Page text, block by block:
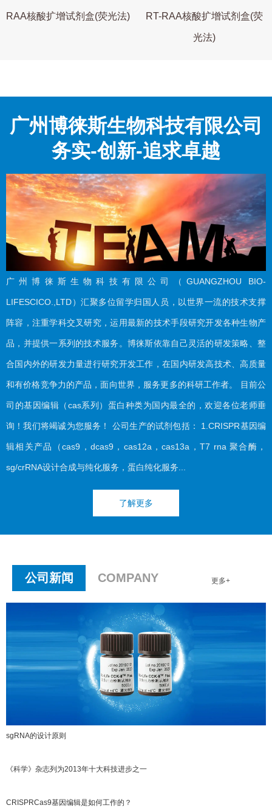
RAA核酸扩增试剂盒(荧光法) RT-RAA核酸扩增试剂盒(荧
光法)
广州博徕斯生物科技有限公司
务实-创新-追求卓越
广州博徕斯生物科技有限公司（GUANGZHOU BIO-
LIFESCICO.,LTD）汇聚多位留学归国人员，以世界一流的技术支撑
阵容，注重学科交叉研究，运用最新的技术手段研究开发各种生物产
品，并提供一系列的技术服务。博徕斯依靠自己灵活的研发策略、整
合国内外的研发力量进行研究开发工作，在国内研发高技术、高质量
和有价格竞争力的产品，面向世界，服务更多的科研工作者。 目前公
司的基因编辑（cas系列）蛋白种类为国内最全的，欢迎各位老师垂
询！我们将竭诚为您服务！ 公司生产的试剂包括： 1.CRISPR基因编
辑相关产品（cas9，dcas9，cas12a，cas13a，T7 rna 聚合酶，
sg/crRNA设计合成与纯化服务，蛋白纯化服务...
了解更多
公司新闻 COMPANY 更多+
sgRNA的设计原则
《科学》杂志列为2013年十大科技进步之一
CRISPRCas9基因编辑是如何工作的？